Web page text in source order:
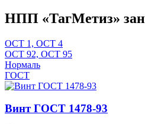
НПП «ТагМетиз»
ОСТ 1, ОСТ 4
ОСТ 92, ОСТ 95
Нормаль
ГОСТ
Винт ГОСТ 1478-93